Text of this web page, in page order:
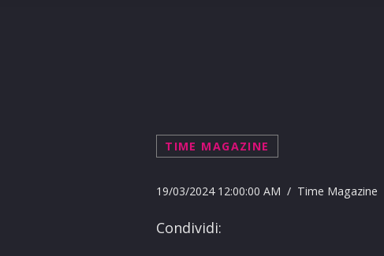
TIME MAGAZINE
19/03/2024 12:00:00 AM / Time Magazine
Condividi: